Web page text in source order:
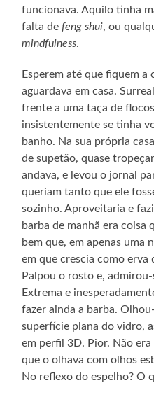
funcionava. Aquilo tinha
falta defeng shui, ou
mindfulness.
Esperem até que fiquem
aguardava em casa.
frente a uma taça de
insistentemente se tinha
banho. Na sua própria
de supetão, quase
andava, e levou o jornal
queriam tanto que ele
sozinho. Aproveitaria e
barba de manhã era coisa
bem que, em apenas uma
em que crescia como erva
Palpou o rosto e,
Extrema e
fazer ainda a barba.
superfície plana do vidro,
em perfil 3D. Pior. Não
que o olhava com olhos
No reflexo do espelho? O